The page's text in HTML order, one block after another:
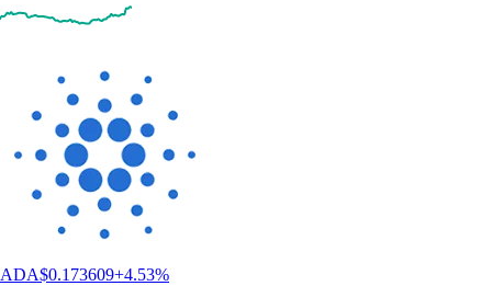
ADA$0.173609+4.53%